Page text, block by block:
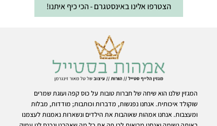
הצטרפו אלינו באינסטגרם - הכי כיף איתנו!
המגזין שלנו הוא שיחה של חברות טובות על כוס קפה ועוגת שמרים
שוקולד איכותית. אנחנו נפגשות, מדברות וכותבות; מודדות, מבלות
ומעצבות. אנחנו אמהות שאוהבות את הילדים ונשארות נאמנות לעצמנו